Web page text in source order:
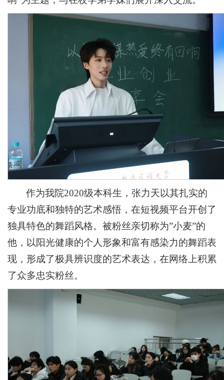
作为我院2020级本科生，张力天以其扎实的
专业功底和独特的艺术感悟，在短视频平台开创了
独具特色的舞蹈风格。被粉丝亲切称为”小麦”的
他，以阳光健康的个人形象和富有感染力的舞蹈表
现，形成了极具辨识度的艺术表达，在网络上积累
了众多忠实粉丝。